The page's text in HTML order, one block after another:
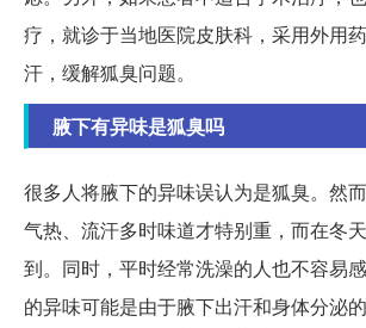
疗，就诊于当地医院皮肤科，采用外用
汗，缓解狐臭问题。
腋下有异味是狐臭吗
很多人将腋下的异味误认为是狐臭。然
气热、流汗多时味道才特别重，而在冬
到。同时，平时经常洗澡的人也不容易
的异味可能是由于腋下出汗和身体分泌